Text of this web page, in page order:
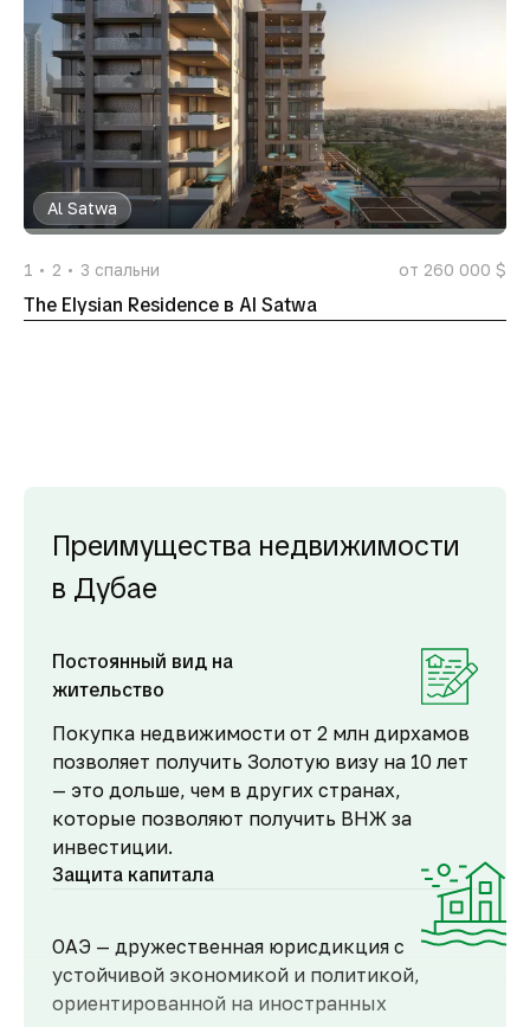
Al Satwa
1 2 3 спальни от 260 000 $
The Elysian Residence в Al Satwa
Преимущества недвижимости
в Дубае
Постоянный вид на
жительство
Покупка недвижимости от 2 млн дирхамов
позволяет получить Золотую визу на 10 лет
— это дольше, чем в других странах,
которые позволяют получить ВНЖ за
инвестиции.
Защита капитала
ОАЭ — дружественная юрисдикция с
устойчивой экономикой и политикой,
ориентированной на иностранных